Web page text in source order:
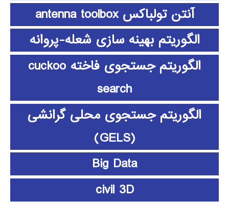
آنتن تولباکس antenna toolbox
الگوریتم بهینه سازی شعله-پروانه
الگوریتم جستجوی فاخته cuckoo
search
الگوریتم جستجوی محلی گرانشی
(GELS)
Big Data
civil 3D